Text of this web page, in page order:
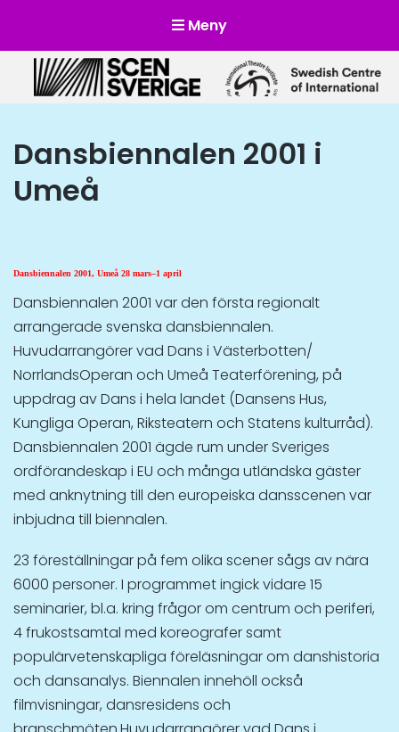
Meny
Scensverige
Mötesplats för svensk och internationell scenkonst
Dansbiennalen 2001 i
Umeå
Dansbiennalen 2001, Umeå 28 mars–1 april
Dansbiennalen 2001 var den första regionalt
arrangerade svenska dansbiennalen.
Huvudarrangörer vad Dans i Västerbotten/
NorrlandsOperan och Umeå Teaterförening, på
uppdrag av Dans i hela landet (Dansens Hus,
Kungliga Operan, Riksteatern och Statens kulturråd).
Dansbiennalen 2001 ägde rum under Sveriges
ordförandeskap i EU och många utländska gäster
med anknytning till den europeiska dansscenen var
inbjudna till biennalen.
23 föreställningar på fem olika scener sågs av nära
6000 personer. I programmet ingick vidare 15
seminarier, bl.a. kring frågor om centrum och periferi,
4 frukostsamtal med koreografer samt
populärvetenskapliga föreläsningar om danshistoria
och dansanalys. Biennalen innehöll också
filmvisningar, dansresidens och